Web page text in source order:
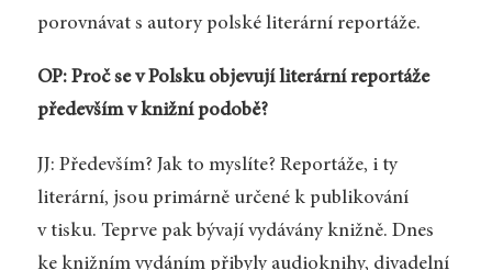
porovnávat s autory polské literární reportáže.
OP: Proč se v Polsku objevují literární reportáže
především v knižní podobě?
JJ: Především? Jak to myslíte? Reportáže, i ty
literární, jsou primárně určené k publikování
v tisku. Teprve pak bývají vydávány knižně. Dnes
ke knižním vydáním přibyly audioknihy, divadelní